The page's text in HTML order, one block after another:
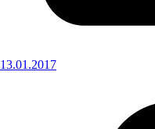
13.01.2017